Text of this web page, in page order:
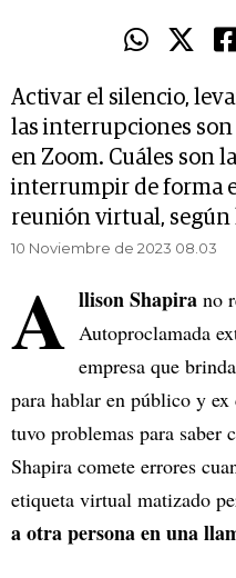
Activar el silencio,
las interrupciones
en Zoom. Cuáles son
interrumpir de forma
reunión virtual, según
10 Noviembre de 2023 08.03
A llison Shapira no
Autoproclamada
empresa que
para hablar en público y ex
tuvo problemas para saber
Shapira comete errores
etiqueta virtual matizado
a otra persona en una